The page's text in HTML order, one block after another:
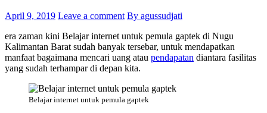
April 9, 2019 Leave a comment By agussudjati
era zaman kini Belajar internet untuk pemula gaptek di Nugu
Kalimantan Barat sudah banyak tersebar, untuk mendapatkan
manfaat bagaimana mencari uang atau pendapatan diantara fasilitas
yang sudah terhampar di depan kita.
Belajar internet untuk pemula gaptek